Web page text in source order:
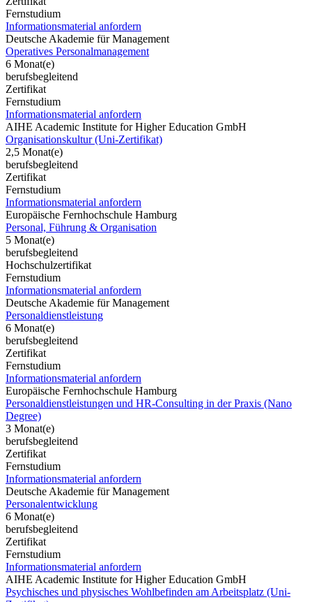
Fernstudium
Informationsmaterial anfordern
Deutsche Akademie für Management
Operatives Personalmanagement
6 Monat(e)
berufsbegleitend
Zertifikat
Fernstudium
Informationsmaterial anfordern
AIHE Academic Institute for Higher Education GmbH
Organisationskultur (Uni-Zertifikat)
2,5 Monat(e)
berufsbegleitend
Zertifikat
Fernstudium
Informationsmaterial anfordern
Europäische Fernhochschule Hamburg
Personal, Führung & Organisation
5 Monat(e)
berufsbegleitend
Hochschulzertifikat
Fernstudium
Informationsmaterial anfordern
Deutsche Akademie für Management
Personaldienstleistung
6 Monat(e)
berufsbegleitend
Zertifikat
Fernstudium
Informationsmaterial anfordern
Europäische Fernhochschule Hamburg
Personaldienstleistungen und HR-Consulting in der Praxis (Nano
Degree)
3 Monat(e)
berufsbegleitend
Zertifikat
Fernstudium
Informationsmaterial anfordern
Deutsche Akademie für Management
Personalentwicklung
6 Monat(e)
berufsbegleitend
Zertifikat
Fernstudium
Informationsmaterial anfordern
AIHE Academic Institute for Higher Education GmbH
Psychisches und physisches Wohlbefinden am Arbeitsplatz (Uni-